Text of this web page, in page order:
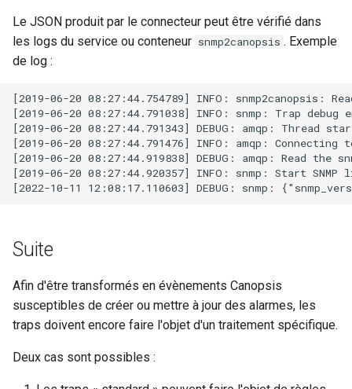
Le JSON produit par le connecteur peut être vérifié dans
les logs du service ou conteneur snmp2canopsis . Exemple
de log :
[2019-06-20 08:27:44.754789] INFO: snmp2canopsis:
[2019-06-20 08:27:44.791038] INFO: snmp: Trap debug
[2019-06-20 08:27:44.791343] DEBUG: amqp: Thread
[2019-06-20 08:27:44.791476] INFO: amqp: Connecting
[2019-06-20 08:27:44.919838] DEBUG: amqp: Read the
[2019-06-20 08:27:44.920357] INFO: snmp: Start
Suite
Afin d'être transformés en évènements Canopsis
susceptibles de créer ou mettre à jour des alarmes, les
traps doivent encore faire l'objet d'un traitement spécifique.
Deux cas sont possibles :